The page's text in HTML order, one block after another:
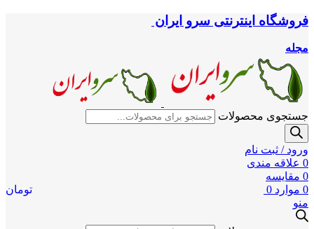
فروشگاه اینترنتی سرو ایران
مجله
جستجوی محصولات
ورود / ثبت نام
0 علاقه مندی
0 مقایسه
0 موارد 0
تومان
منو